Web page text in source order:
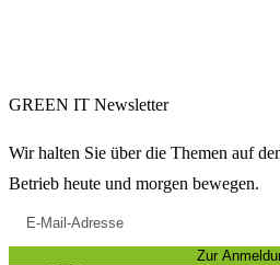
GREEN IT Newsletter
Wir halten Sie über die Themen auf
Betrieb heute und morgen bewegen.
Zur